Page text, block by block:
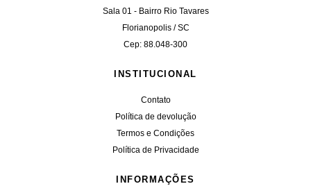
Sala 01 - Bairro Rio Tavares
Florianopolis / SC
Cep: 88.048-300
INSTITUCIONAL
Contato
Política de devolução
Termos e Condições
Política de Privacidade
INFORMAÇÕES